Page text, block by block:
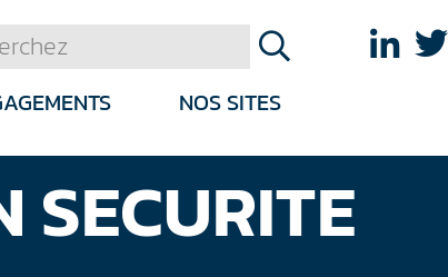
NOS SITES
SECURITE